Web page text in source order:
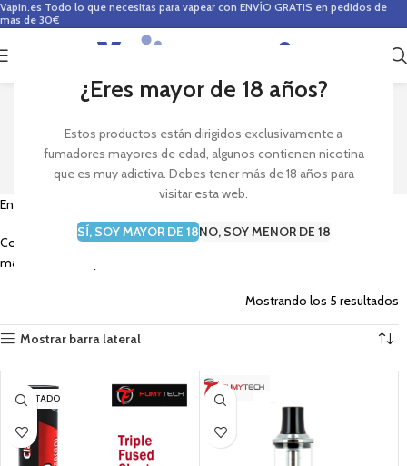
¿Eres mayor de 18 años?
Estos productos están dirigidos exclusivamente a
fumadores mayores de edad, algunos contienen nicotina
que es muy adictiva. Debes tener más de 18 años para
visitar esta web.
SÍ, SOY MAYOR DE 18NO, SOY MENOR DE 18
Vapin.es Todo lo que necesitas para vapear con ENVÍO GRATIS en pedidos de
mas de 30€
0
FUMYTECH
Encuentra claromizadores y atomizadores de la marca
Consulta la variedad de productos de Fumytech
máximo de tu vapeo.
Mostrando los 5 resultados
Mostrar barra lateral
AGOTADO